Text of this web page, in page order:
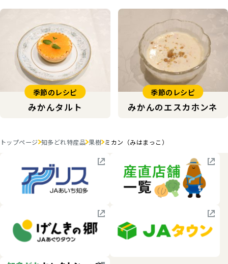
季節のレシピ
みかんタルト
季節のレシピ
みかんのエスカホンネ
トップページ 知多どれ特産品 果樹 ミカン（みはまっこ）